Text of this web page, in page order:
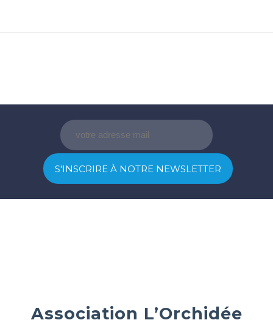
Association L’Orchidée